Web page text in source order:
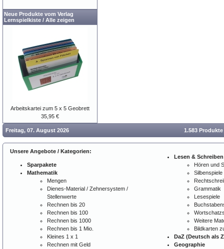
Neue Produkte vom Verlag
Lernspielkiste / Alle zeigen
Arbeitskartei zum 5 x 5 Geobrett
35,95 €
Freitag, 07. August 2026 1.583
Unsere Angebote / Kategorien:
Sparpakete
Mathematik
Mengen
Dienes-Material / Zehnersystem /
Stellenwerte
Rechnen bis 20
Rechnen bis 100
Rechnen bis 1000
Rechnen bis 1 Mio.
Kleines 1 x 1
Rechnen mit Geld
Lesen & Schreiben
Hören und
Silbenspiele
Grammatik
Lesespiele
Weitere
Bildkarten
DaZ (Deutsch als
Geographie